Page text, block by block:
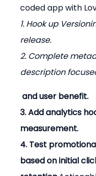
coded app with
1. Hook up
release.
2. Complete
description
and user benefit.
3. Add analytics
measurement.
4. Test
based on initial